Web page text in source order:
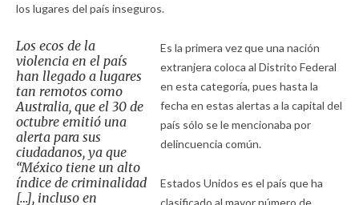
los lugares del país inseguros.
Los ecos de la
violencia en el país
han llegado a lugares
tan remotos como
Australia, que el 30 de
octubre emitió una
alerta para sus
ciudadanos, ya que
“México tiene un alto
índice de criminalidad
[…], incluso en
Es la primera vez que una nación
extranjera coloca al Distrito Federal
en esta categoría, pues hasta la
fecha en estas alertas a la capital del
país sólo se le mencionaba por
delincuencia común.
Estados Unidos es el país que ha
clasificado al mayor número de